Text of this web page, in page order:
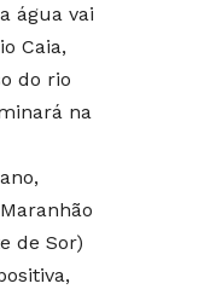
água vai
Caia,
do rio
na
de Sor)